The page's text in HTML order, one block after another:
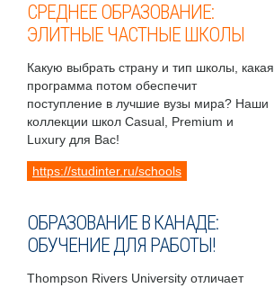
СРЕДНЕЕ ОБРАЗОВАНИЕ:
ЭЛИТНЫЕ ЧАСТНЫЕ ШКОЛЫ
Какую выбрать страну и тип школы, какая
программа потом обеспечит
поступление в лучшие вузы мира? Наши
коллекции школ Casual, Premium и
Luxury для Вас!
https://studinter.ru/schools
ОБРАЗОВАНИЕ В КАНАДЕ:
ОБУЧЕНИЕ ДЛЯ РАБОТЫ!
Thompson Rivers University отличает